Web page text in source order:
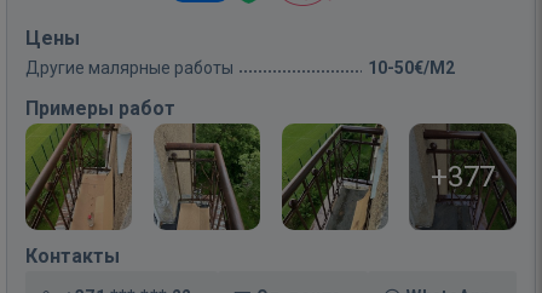
Цены
Другие малярные работы 10-50€/M2
Примеры работ
+377
Контакты